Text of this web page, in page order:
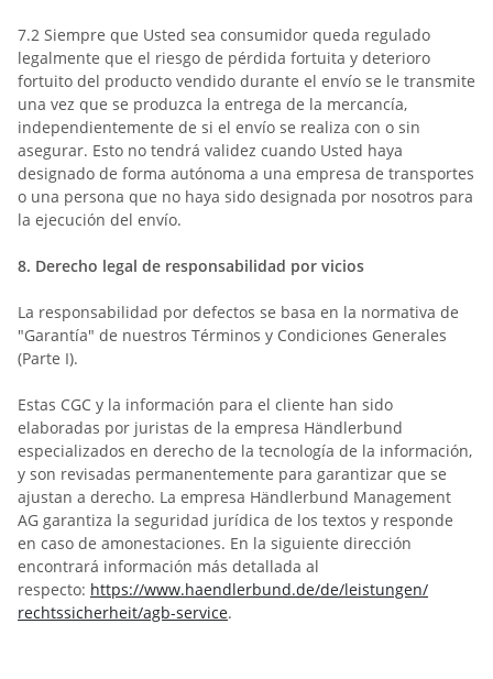
7.2 Siempre que Usted sea consumidor queda regulado
legalmente que el riesgo de pérdida fortuita y deterioro
fortuito del producto vendido durante el envío se le transmite
una vez que se produzca la entrega de la mercancía,
independientemente de si el envío se realiza con o sin
asegurar. Esto no tendrá validez cuando Usted haya
designado de forma autónoma a una empresa de transportes
o una persona que no haya sido designada por nosotros para
la ejecución del envío.
8. Derecho legal de responsabilidad por vicios
La responsabilidad por defectos se basa en la normativa de
"Garantía" de nuestros Términos y Condiciones Generales
(Parte I).
Estas CGC y la información para el cliente han sido
elaboradas por juristas de la empresa Händlerbund
especializados en derecho de la tecnología de la información,
y son revisadas permanentemente para garantizar que se
ajustan a derecho. La empresa Händlerbund Management
AG garantiza la seguridad jurídica de los textos y responde
en caso de amonestaciones. En la siguiente dirección
encontrará información más detallada al
respecto: https://www.haendlerbund.de/de/leistungen/
rechtssicherheit/agb-service.